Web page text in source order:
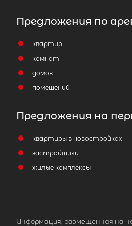
Предложения по
квартир
комнат
домов
помещений
Предложения на
квартиры в новостройках
застройщики
жилые комплексы
Информация, размещенная на